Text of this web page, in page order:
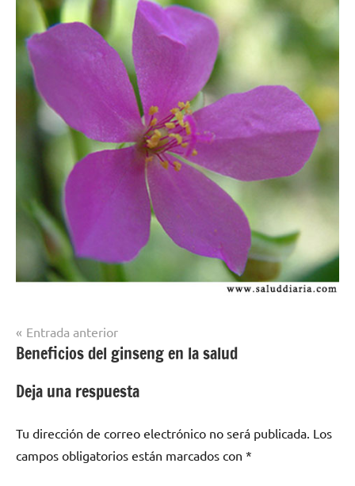
Navegación
de
entradas
Entrada anterior
Beneficios del ginseng en la salud
Deja una respuesta
Tu dirección de correo electrónico no será publicada. Los
campos obligatorios están marcados con *